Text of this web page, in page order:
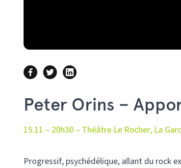
Peter Orins –
15.11 – 20h30 – Théâtre Le Rocher, La
Progressif, psychédélique, allant du rock